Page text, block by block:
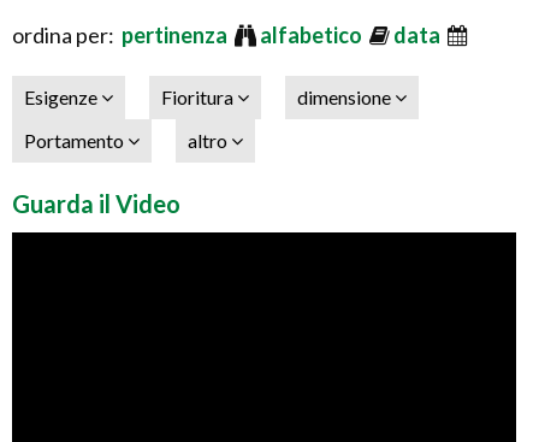
ordina per: pertinenza alfabetico data
Esigenze Fioritura
dimensione
Portamento
altro
Guarda il Video